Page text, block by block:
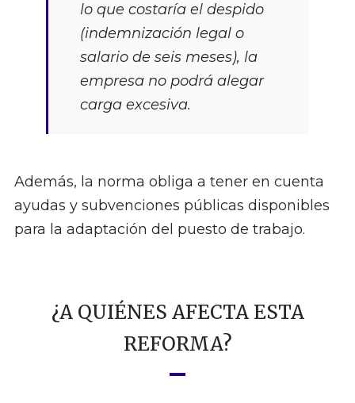
lo que costaría el despido
(indemnización legal o
salario de seis meses), la
empresa no podrá alegar
carga excesiva.
Además, la norma obliga a tener en cuenta
ayudas y subvenciones públicas disponibles
para la adaptación del puesto de trabajo.
¿A QUIÉNES AFECTA ESTA
REFORMA?